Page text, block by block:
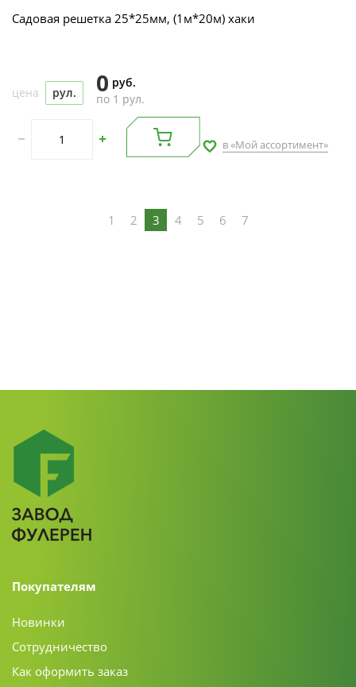
Садовая решетка 25*25мм, (1м*20м) хаки
цена рул. 0 руб.
по 1 рул.
в «Мой ассортимент»
1 2 3 4 5 6 7
Покупателям
Новинки
Сотрудничество
Как оформить заказ